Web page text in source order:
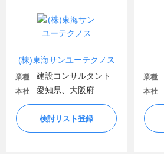
(株)東海サンユーテクノス
業種 建設コンサルタント
本社 愛知県、大阪府
検討リスト登録
業種
本社